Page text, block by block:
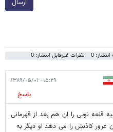
ارسال
0 نظرات غیرقابل انتشار: 0
۱۵:۲۹ - ۱۳۸۹/۰۵/۰۱
پاسخ
قلعه نویی را ان هم بعد از قهرمانی
غرور کاذبش را می دهد او دیگر به